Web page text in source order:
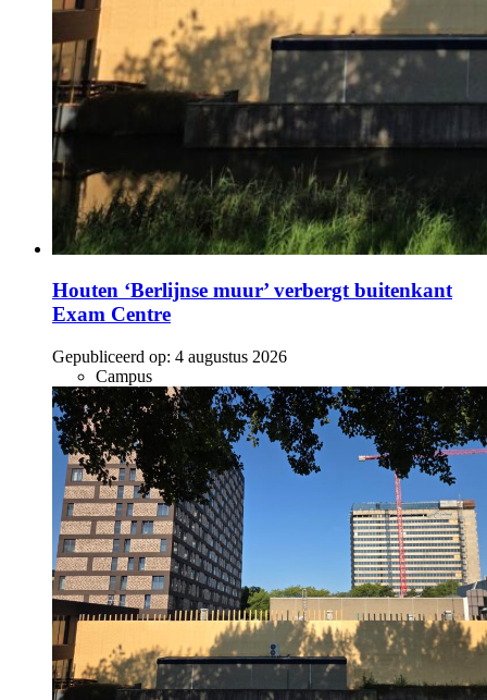
Houten ‘Berlijnse muur’ verbergt buitenkant
Exam Centre
Gepubliceerd op: 4 augustus 2026
Campus